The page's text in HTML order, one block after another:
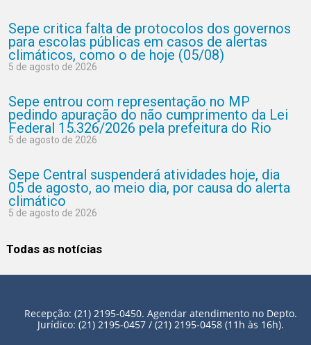
Sepe critica falta de protocolos dos governos
para escolas públicas em casos de alertas
climáticos, como o de hoje (05/08)
5 de agosto de 2026
Sepe entrou com representação no MP
pedindo apuração do não cumprimento da Lei
Federal 15.326/2026 pela prefeitura do Rio
5 de agosto de 2026
Sepe Central suspenderá atividades hoje, dia
05 de agosto, ao meio dia, por causa do alerta
climático
5 de agosto de 2026
Todas as notícias
Recepção: (21) 2195-0450. Agendar atendimento no Depto.
Jurídico: (21) 2195-0457 / (21) 2195-0458 (11h às 16h).